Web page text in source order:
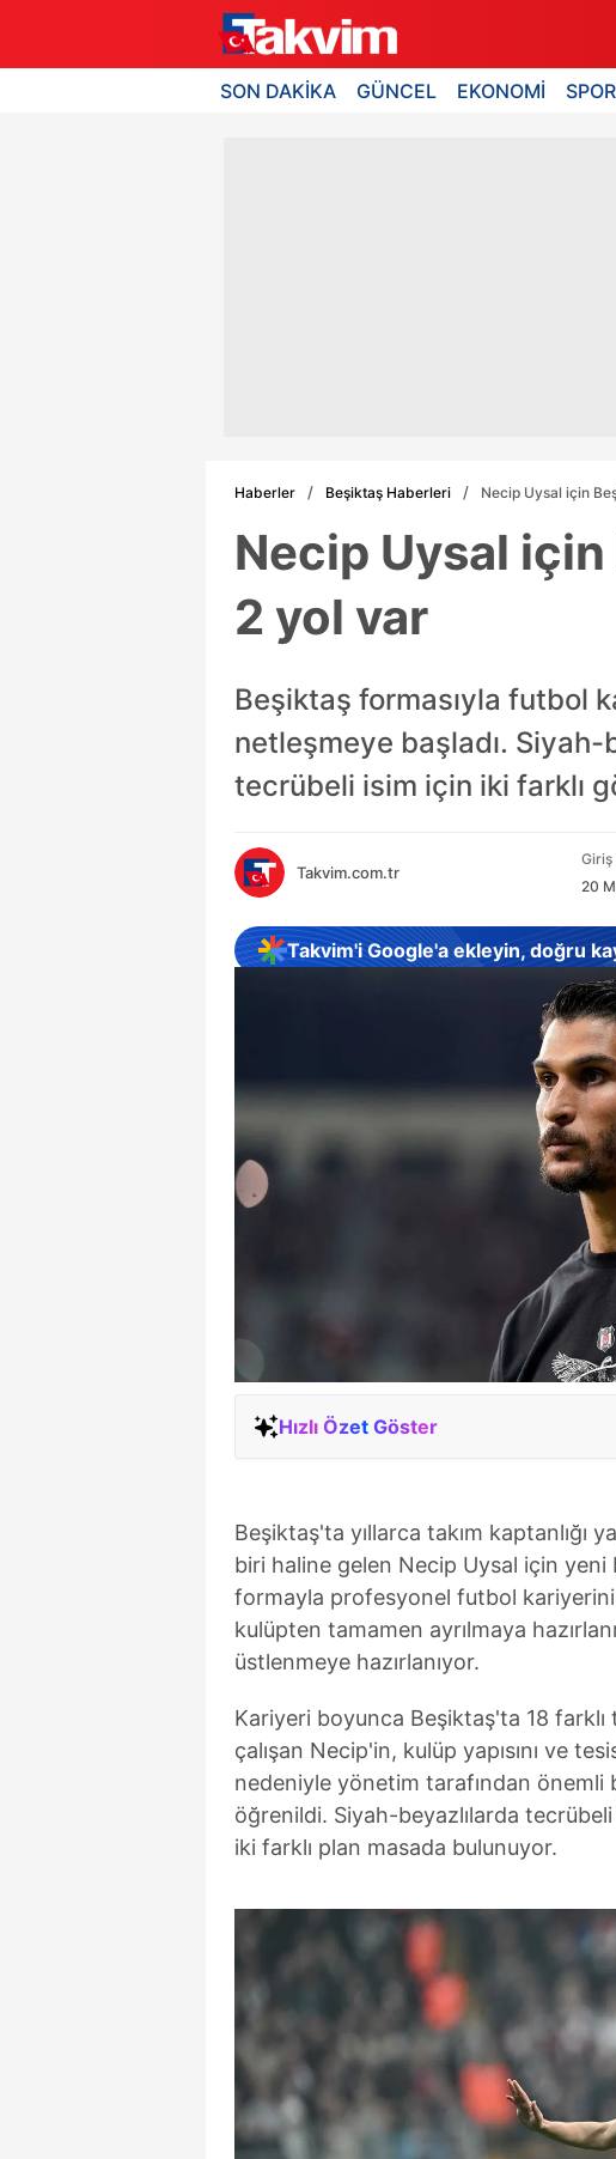
SON DAKİKA GÜNCEL EKONOMİ SPOR
Haberler Beşiktaş Haberleri Necip Uysal için
Necip Uysal
2 yol var
Beşiktaş formasıyla futbol
netleşmeye başladı. Siyah-
tecrübeli isim için iki farklı
Takvim.com.tr
Giriş
20
Takvim'i Google'a ekleyin, doğru
Hızlı Özet Göster
Beşiktaş'ta yıllarca takım kaptanlığı
biri haline gelen Necip Uysal için yeni
formayla profesyonel futbol
kulüpten tamamen ayrılmaya
üstlenmeye hazırlanıyor.
Kariyeri boyunca Beşiktaş'ta 18
çalışan Necip'in, kulüp yapısını ve
nedeniyle yönetim tarafından
öğrenildi. Siyah-beyazlılarda
iki farklı plan masada bulunuyor.